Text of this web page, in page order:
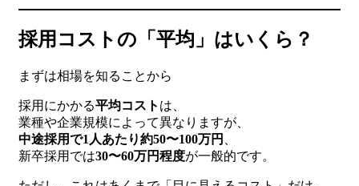
採用コストの「平均」はいくら？
まずは相場を知ることから
採用にかかる平均コスト は、
業種や企業規模によって異なりますが、
中途採用で1人あたり約50〜100万円
新卒採用では30〜60万円程度が一般的です。